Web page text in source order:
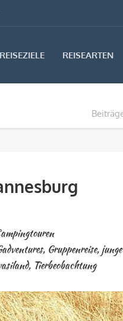
REISEZIELE REISEARTEN
, Gruppenreise, junge
, Tierbeobachtung